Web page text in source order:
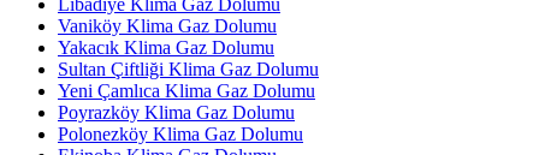
Libadiye Klima Gaz Dolumu
Vaniköy Klima Gaz Dolumu
Yakacık Klima Gaz Dolumu
Sultan Çiftliği Klima Gaz Dolumu
Yeni Çamlıca Klima Gaz Dolumu
Poyrazköy Klima Gaz Dolumu
Polonezköy Klima Gaz Dolumu